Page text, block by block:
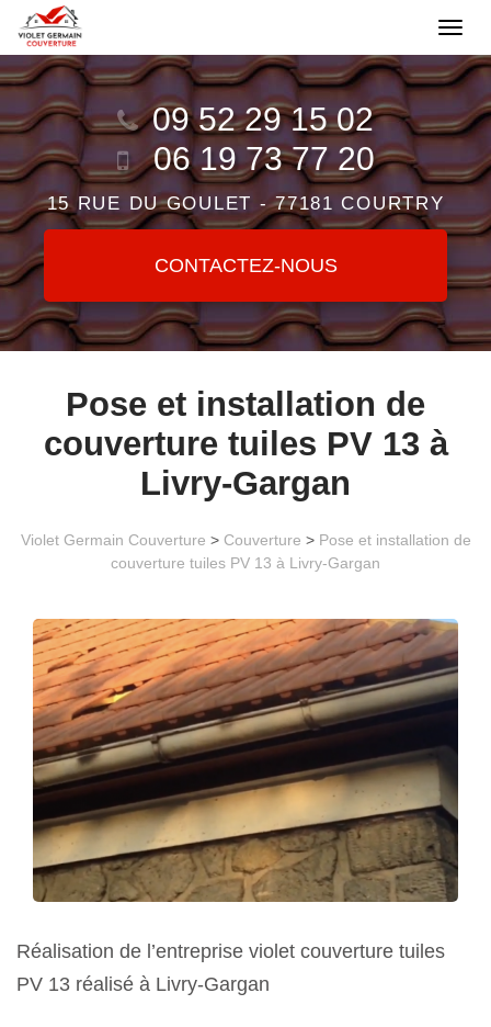
Aller
au
contenu
principal
09 52 29 15 02
06 19 73 77 20
15 RUE DU GOULET -77181 COURTRY
CONTACTEZ-NOUS
Pose et installation de
couverture tuiles PV 13 à
Livry-Gargan
Violet Germain Couverture > Couverture > Pose et installation de
couverture tuiles PV 13 à Livry-Gargan
Réalisation de l’entreprise violet couverture tuiles
PV 13 réalisé à Livry-Gargan